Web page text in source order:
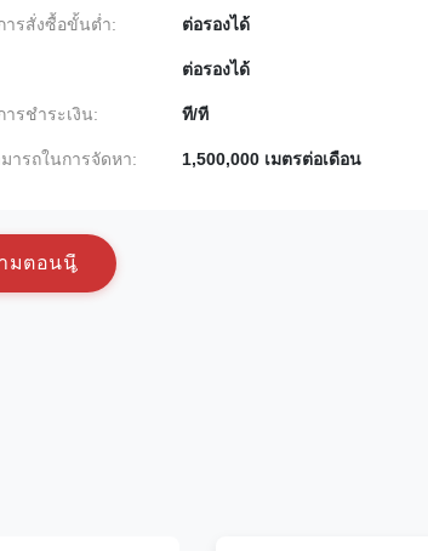
รสั่งซื้อขั้นต่ำ: ต่อรองได้
ต่อรองได้
ารชำระเงิน: ที/ที
ารถในการจัดหา: 1,500,000 เมตรต่อเดือน
ามตอนน